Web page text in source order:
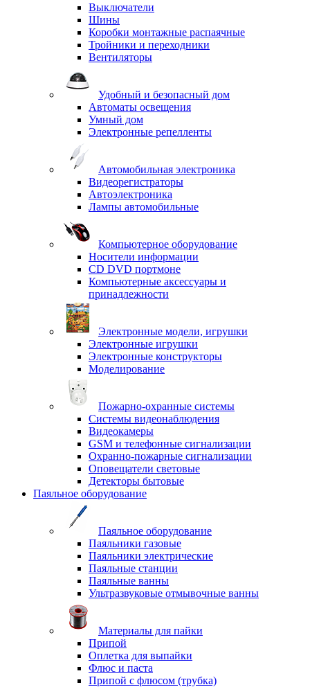
Выключатели
Шины
Коробки монтажные распаячные
Тройники и переходники
Вентиляторы
Удобный и безопасный дом
Автоматы освещения
Умный дом
Электронные репелленты
Автомобильная электроника
Видеорегистраторы
Автоэлектроника
Лампы автомобильные
Компьютерное оборудование
Носители информации
CD DVD портмоне
Компьютерные аксессуары и
принадлежности
Электронные модели, игрушки
Электронные игрушки
Электронные конструкторы
Моделирование
Пожарно-охранные системы
Системы видеонаблюдения
Видеокамеры
GSM и телефонные сигнализации
Охранно-пожарные сигнализации
Оповещатели световые
Детекторы бытовые
Паяльное оборудование
Паяльное оборудование
Паяльники газовые
Паяльники электрические
Паяльные станции
Паяльные ванны
Ультразвуковые отмывочные ванны
Материалы для пайки
Припой
Оплетка для выпайки
Флюс и паста
Припой с флюсом (трубка)